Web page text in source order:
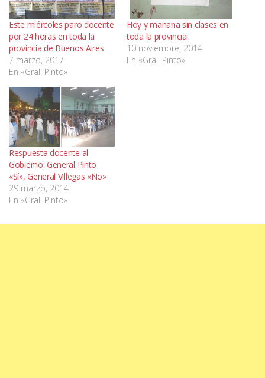
Este miércoles paro docente
por 24 horas en toda la
provincia de Buenos Aires
7 marzo, 2017
En «Gral. Pinto»
Hoy y mañana sin clases en
toda la provincia
10 noviembre, 2014
En «Gral. Pinto»
Respuesta docente al
Gobierno: General Pinto
«Sí», General Villegas «No»
29 marzo, 2014
En «Gral. Pinto»